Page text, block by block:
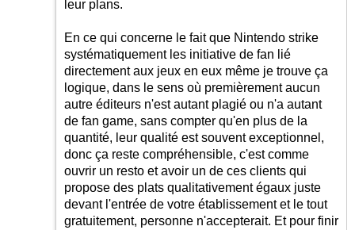
leur plans.
En ce qui concerne le fait que Nintendo strike
systématiquement les initiative de fan lié
directement aux jeux en eux même je trouve ça
logique, dans le sens où premièrement aucun
autre éditeurs n'est autant plagié ou n'a autant
de fan game, sans compter qu'en plus de la
quantité, leur qualité est souvent exceptionnel,
donc ça reste compréhensible, c'est comme
ouvrir un resto et avoir un de ces clients qui
propose des plats qualitativement égaux juste
devant l'entrée de votre établissement et le tout
gratuitement, personne n'accepterait. Et pour finir